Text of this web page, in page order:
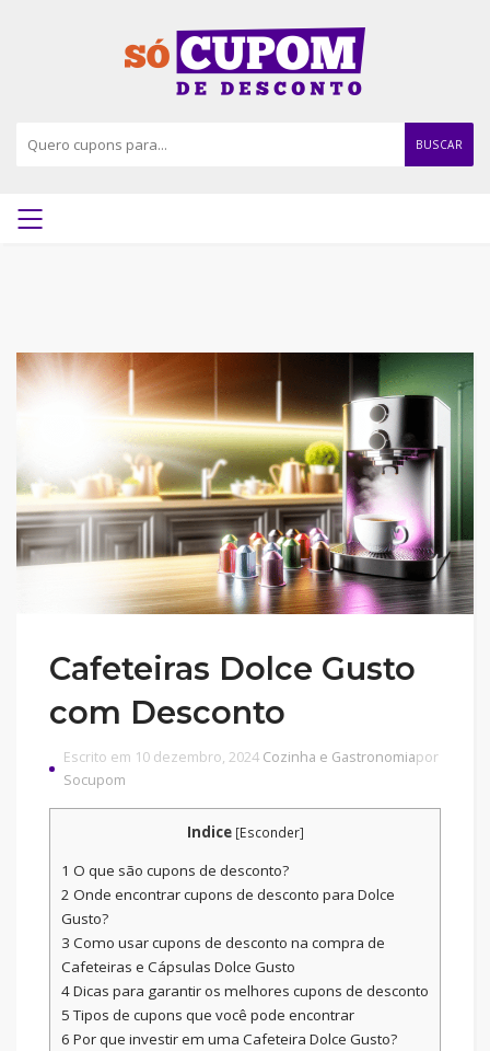
BUSCAR
Cafeteiras Dolce Gusto
com Desconto
Escrito em 10 dezembro, 2024 Cozinha e Gastronomiapor
Socupom
Indice [Esconder]
1 O que são cupons de desconto?
2 Onde encontrar cupons de desconto para Dolce
Gusto?
3 Como usar cupons de desconto na compra de
Cafeteiras e Cápsulas Dolce Gusto
4Dicas para garantir os melhores cupons de desconto
5Tipos de cupons que você pode encontrar
6 Por que investir em uma Cafeteira Dolce Gusto?